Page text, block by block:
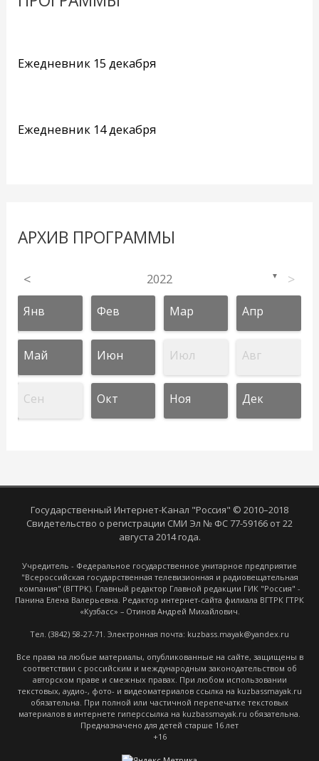
Ежедневник 15 декабря
Ежедневник 14 декабря
АРХИВ ПРОГРАММЫ
< 2022 ▼ >
Янв Фев Мар Апр
Май Июн Июл Авг
Сен Окт Ноя Дек
Государственный Интернет-Канал "Россия" © 2010–2018
Свидетельство о регистрации СМИ Эл № ФС 77-59166 от 22
августа 2014 года.
Учредитель - Федеральное государственное унитарное предприятие
"Всероссийская государственная телевизионная и радиовещательная
компания" (ВГТРК). Главный редактор Главной редакции ГИК "Россия" -
Панина Елена Валерьевна. Редактор интернет-сайта филиала ВГТРК ГТРК
«Кузбасс» – Отинов Андрей Михайлович.
Тел. (3842) 58-27-71. Электронная почта: kuzbass.mayak@yandex.ru
Все права на любые материалы, опубликованные на сайте, защищены в
соответствии с российским и международным законодательством об
авторском праве и смежных правах. При любом использовании
текстовых, аудио-, фото- и видеоматериалов ссылка на kuzbassmayak.ru
обязательна. При полной или частичной перепечатке текстовых
материалов в интернете гиперссылка на kuzbassmayak.ru обязательна.
Предназначено для детей старше 16 лет
+16